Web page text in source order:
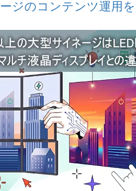
ジのコンテンツ運用を